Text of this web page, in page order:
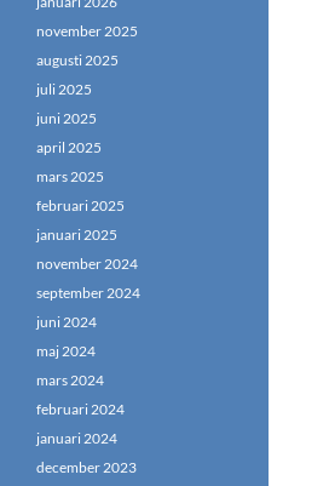
november 2025
augusti 2025
juli 2025
juni 2025
april 2025
mars 2025
februari 2025
januari 2025
november 2024
september 2024
juni 2024
maj 2024
mars 2024
februari 2024
januari 2024
december 2023